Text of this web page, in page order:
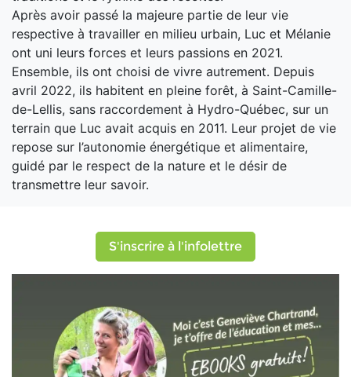
Après avoir passé la majeure partie de leur vie
respective à travailler en milieu urbain, Luc et Mélanie
ont uni leurs forces et leurs passions en 2021.
Ensemble, ils ont choisi de vivre autrement. Depuis
avril 2022, ils habitent en pleine forêt, à Saint-Camille-
de-Lellis, sans raccordement à Hydro-Québec, sur un
terrain que Luc avait acquis en 2011. Leur projet de vie
repose sur l’autonomie énergétique et alimentaire,
guidé par le respect de la nature et le désir de
transmettre leur savoir.
S'inscrire à l'infolettre